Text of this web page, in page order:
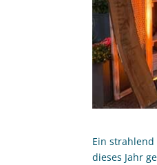
Ein
dieses Jahr